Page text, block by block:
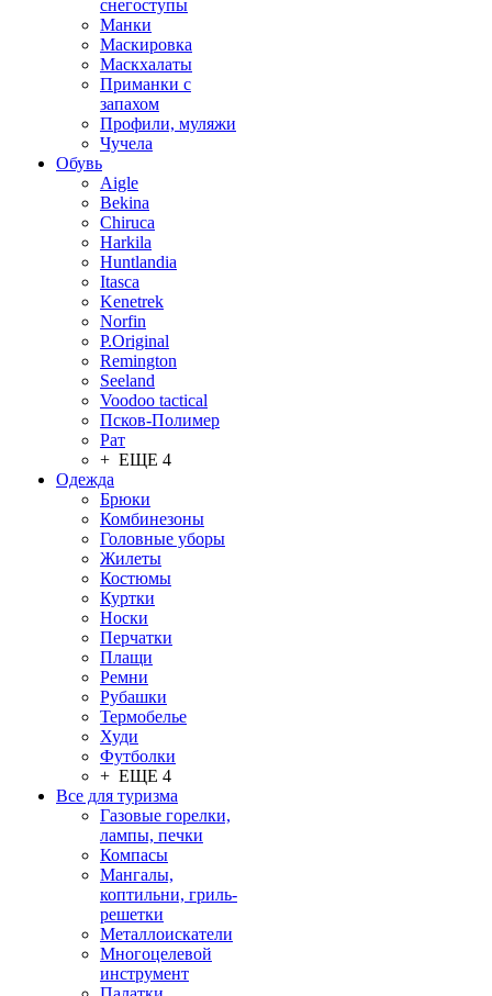
снегоступы
Манки
Маскировка
Маскхалаты
Приманки с
запахом
Профили, муляжи
Чучела
Обувь
Aigle
Bekina
Chiruсa
Harkila
Huntlandia
Itasca
Kenetrek
Norfin
P.Original
Remington
Seeland
Voodoo tactical
Псков-Полимер
Рат
+ ЕЩЕ 4
Одежда
Брюки
Комбинезоны
Головные уборы
Жилеты
Костюмы
Куртки
Носки
Перчатки
Плащи
Ремни
Рубашки
Термобелье
Худи
Футболки
+ ЕЩЕ 4
Все для туризма
Газовые горелки,
лампы, печки
Компасы
Мангалы,
коптильни, гриль-
решетки
Металлоискатели
Многоцелевой
инструмент